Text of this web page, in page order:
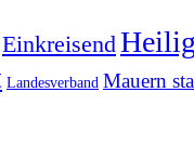
Einkreisend
Landesverband Mauern